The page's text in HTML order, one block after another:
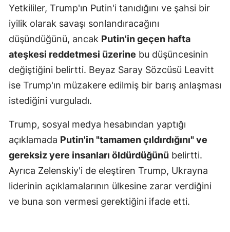
Yetkililer, Trump'ın Putin'i tanıdığını ve şahsi bir
iyilik olarak savaşı sonlandıracağını
düşündüğünü, ancak Putin'in geçen hafta
ateşkesi reddetmesi üzerine bu düşüncesinin
değiştiğini belirtti. Beyaz Saray Sözcüsü Leavitt
ise Trump'ın müzakere edilmiş bir barış anlaşması
istediğini vurguladı.
Trump, sosyal medya hesabından yaptığı
açıklamada Putin'in "tamamen çıldırdığını" ve
gereksiz yere insanları öldürdüğünü belirtti.
Ayrıca Zelenskiy'i de eleştiren Trump, Ukrayna
liderinin açıklamalarının ülkesine zarar verdiğini
ve buna son vermesi gerektiğini ifade etti.